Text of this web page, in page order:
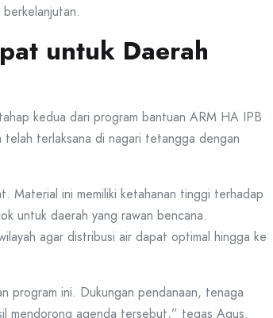
untuk Daerah
kedua dari program bantuan ARM HA IPB
telah terlaksana di nagari tetangga dengan
Material ini memiliki ketahanan tinggi terhadap
untuk daerah yang rawan bencana.
agar distribusi air dapat optimal hingga ke
program ini. Dukungan pendanaan, tenaga
mendorong agenda tersebut,” tegas Agus.